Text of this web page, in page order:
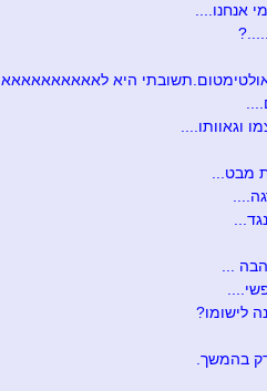
אנחנו....
אולטימטום.תשובתי היא לאאאאאאאאאא
וגאוותו....
מבט...
...
לישומו?
בהמשך.